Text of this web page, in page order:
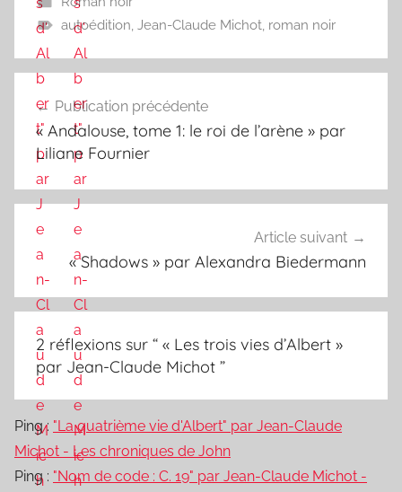
autoédition, Jean-Claude Michot, roman noir
Navigation
de
l’article
Publication précédente
« Andalouse, tome 1: le roi de l’arène » par
Liliane Fournier
Article suivant
« Shadows » par Alexandra Biedermann
2 réflexions sur “ « Les trois vies d’Albert »
par Jean-Claude Michot ”
Ping : "La quatrième vie d'Albert" par Jean-Claude
Michot - Les chroniques de John
Ping : "Nom de code : C. 19" par Jean-Claude Michot -